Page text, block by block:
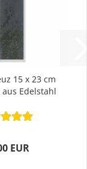
15 x 23 cm
Edelstahl
EUR